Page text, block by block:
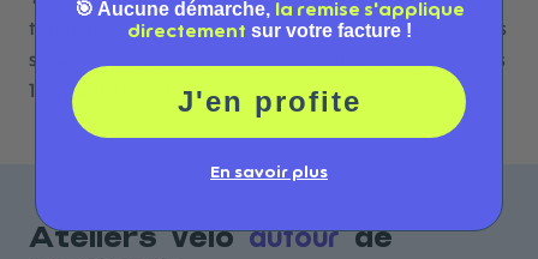
trottinette à Ocqueville. Consultez les avis, comparez les
services et prenez rendez-vous en ligne avec l'un de nos
1 réparateurs référencés.
Ateliers véloautourde
🎯 Aucune démarche, la remise s'applique
directement sur votre facture !
J'en profite
En savoir plus